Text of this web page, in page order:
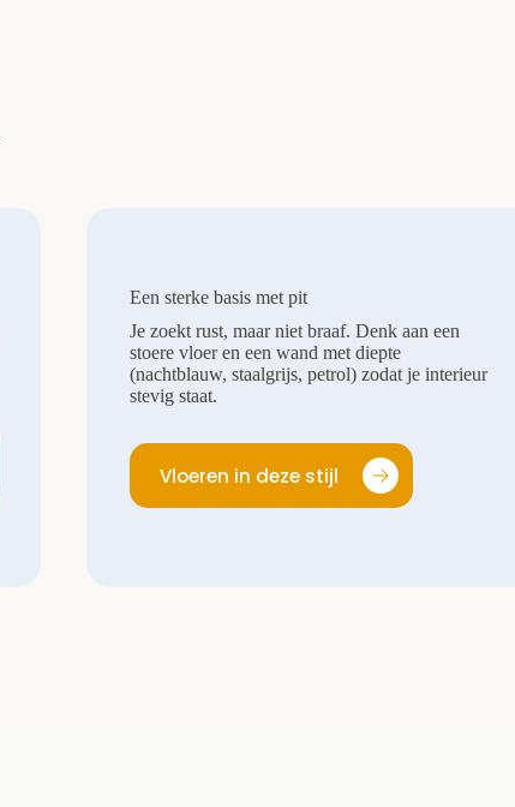
Een sterke basis met pit
Je zoekt rust, maar niet braaf. Denk aan een
stoere vloer en een wand met diepte
(nachtblauw, staalgrijs, petrol) zodat je interieur
stevig staat.
Vloeren in deze stijl